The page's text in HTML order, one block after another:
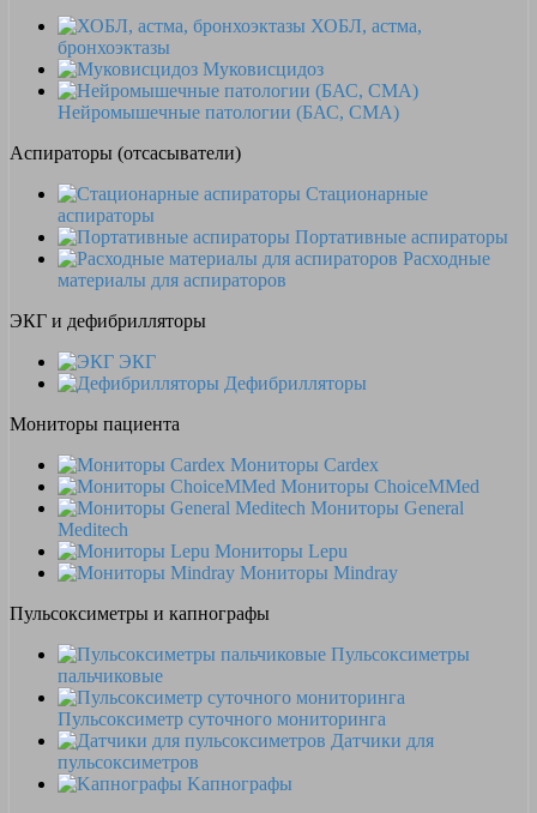
ХОБЛ, астма,
бронхоэктазы
Муковисцидоз
Нейромышечные патологии (БАС, СМА)
Аспираторы (отсасыватели)
Стационарные
аспираторы
Портативные аспираторы
Расходные
материалы для аспираторов
ЭКГ и дефибрилляторы
ЭКГ
Дефибрилляторы
Мониторы пациента
Мониторы Cardex
Мониторы ChoiceMMed
Мониторы General
Meditech
Мониторы Lepu
Мониторы Mindray
Пульсоксиметры и капнографы
Пульсоксиметры
пальчиковые
Пульсоксиметр суточного мониторинга
Датчики для
пульсоксиметров
Kапнографы